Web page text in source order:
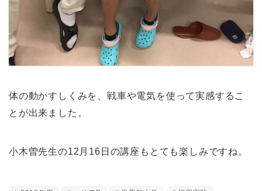
体の動かすしくみを、戦車や電気を使って実感するこ
とが出来ました。
小木曽先生の12月16日の講座もとても楽しみですね。